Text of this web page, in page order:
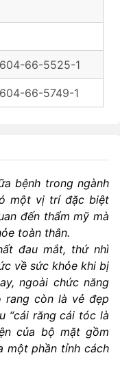
66-5525-1
66-5749-1
bệnh trong ngành
một vị trí đặc biệt
đến thẩm mỹ mà
toàn thân.
đau mắt, thứ nhì
về sức khỏe khi bị
ngoài chức năng
rang còn là vẻ đẹp
“cái răng cái tóc là
của bộ mặt gồm
một phần tỉnh cách